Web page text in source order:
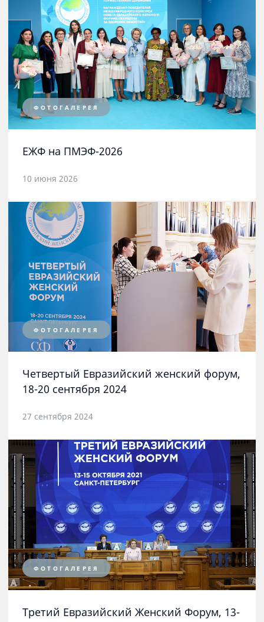
ФОТОГАЛЕРЕЯ
ЕЖФ на ПМЭФ-2026
10 июня 2026
ФОТОГАЛЕРЕЯ
Четвертый Евразийский женский форум,
18-20 сентября 2024
27 сентября 2024
ФОТОГАЛЕРЕЯ
Третий Евразийский Женский Форум, 13-